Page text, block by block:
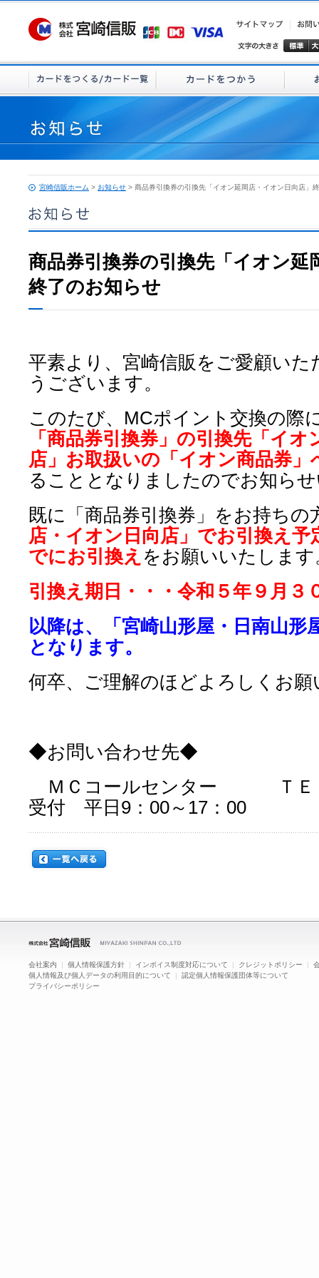
宮崎信販ホーム > お知らせ > 商品券引換券の引換先「イオン延岡店・イオン日向店」
商品券引換券の引換先「イオン延
終了のお知らせ
平素より、宮崎信販をご愛顧い
うございます。
このたび、MCポイント交換の際
「商品券引換券」の引換先「イ
店」お取扱いの「イオン商品券」
ることとなりましたのでお知ら
既に「商品券引換券」をお持ちの
店・イオン日向店」でお引換え
でにお引換え をお願いいたします
引換え期日・・・令和５年９月３
以降は、「宮崎山形屋・日南山形
となります。
何卒、ご理解のほどよろしくお
◆お問い合わせ先◆
ＭＣコールセンター ＴＥ
受付 平日9：00～17：00
会社案内 | 個人情報保護方針 | インボイス制度対応について | クレジットポリシー |
個人情報及び個人データの利用目的について | 認定個人情報保護団体等について
プライバシーポリシー